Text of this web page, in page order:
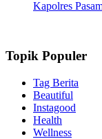
Kapolres
Topik Populer
Tag Berita
Beautiful
Instagood
Health
Wellness